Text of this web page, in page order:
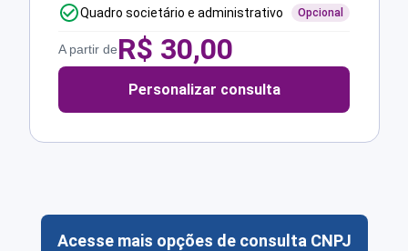
Quadro societário e administrativo Opcional
A partir deR$ 30,00
Personalizar consulta
Acesse mais opções de consulta CNPJ